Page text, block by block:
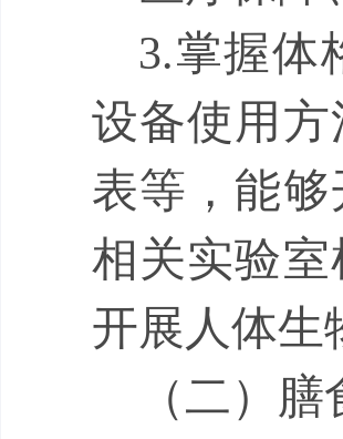
3.掌握体
设备使用方
表等，能够
相关实验
开展人体生
（二） 膳